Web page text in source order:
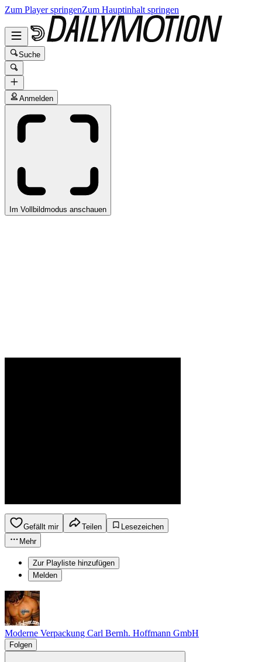
Zum Player springenZum Hauptinhalt springen
Suche
Anmelden
Im Vollbildmodus anschauen
Gefällt mir Teilen
Lesezeichen
Mehr
Zur Playliste hinzufügen
Melden
Moderne Verpackung Carl Bernh. Hoffmann GmbH
Folgen